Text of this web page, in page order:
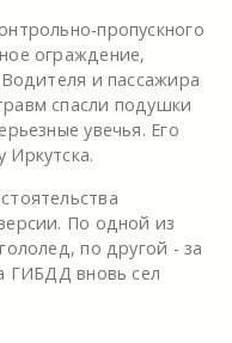
пропускного
ограждение,
и пассажира
спасли подушки
увечья. Его
По одной из
по другой - за
ГИБДД вновь сел